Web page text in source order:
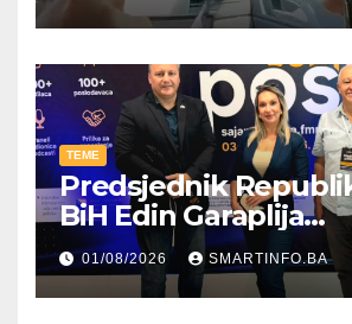
TEME
Predsjednik
BiH Edin Garaplija
prisustvovao
Federalnog sajma
zapošljavanja
01/08/2026 SMARTINFO.BA